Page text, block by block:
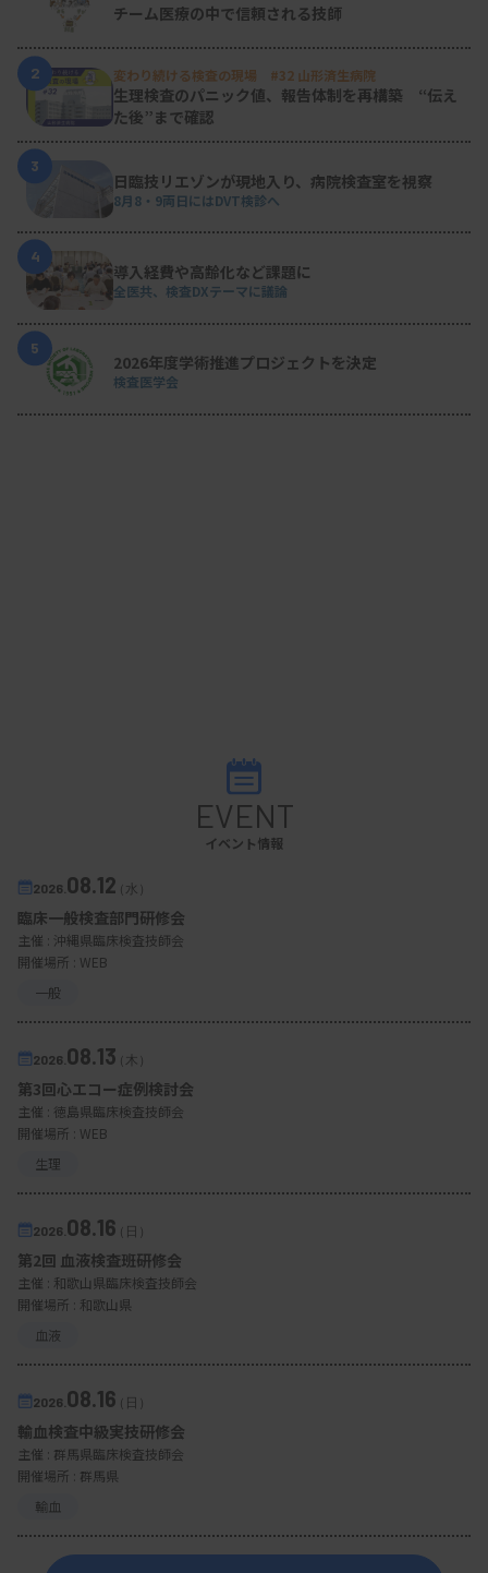
チーム医療の中で信頼される技師
2 変わり続ける検査の現場 #32 山形済生病院
生理検査のパニック値、報告体制を再構築 “伝え
た後”まで確認
3
日臨技リエゾンが現地入り、病院検査室を視察
8月8・9両日にはDVT検診へ
4
導入経費や高齢化など課題に
全医共、検査DXテーマに議論
5
2026年度学術推進プロジェクトを決定
検査医学会
EVENT
イベント情報
2026. 08.12（水）
臨床一般検査部門研修会
主催 : 沖縄県臨床検査技師会
開催場所 : WEB
一般
2026. 08.13（木）
第3回心エコー症例検討会
主催 : 徳島県臨床検査技師会
開催場所 : WEB
生理
2026. 08.16（日）
第2回 血液検査班研修会
主催 : 和歌山県臨床検査技師会
開催場所 : 和歌山県
血液
2026. 08.16（日）
輸血検査中級実技研修会
主催 : 群馬県臨床検査技師会
開催場所 : 群馬県
輸血